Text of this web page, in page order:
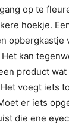
op te
hoekje.
opbergkastje
kan
product
voegt iets
er iets
die ene